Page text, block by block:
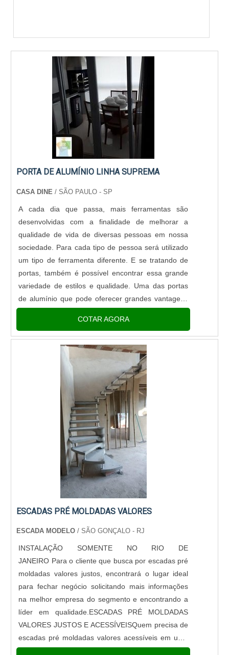
PORTA DE ALUMÍNIO LINHA SUPREMA
CASA DINE/ SÃO PAULO - SP
A cada dia que passa, mais ferramentas são
desenvolvidas com a finalidade de melhorar a
qualidade de vida de diversas pessoas em nossa
sociedade. Para cada tipo de pessoa será utilizado
um tipo de ferramenta diferente. E se tratando de
portas, também é possível encontrar essa grande
variedade de estilos e qualidade. Uma das portas
de alumínio que pode oferecer grandes vantagens
em sua utilização é a porta de alumínio linha
COTAR AGORA
ESCADAS PRÉ MOLDADAS VALORES
ESCADA MODELO/ SÃO GONÇALO - RJ
INSTALAÇÃO SOMENTE NO RIO DE
JANEIRO Para o cliente que busca por escadas pré
moldadas valores justos, encontrará o lugar ideal
para fechar negócio solicitando mais informações
na melhor empresa do segmento e encontrando a
líder em qualidade.ESCADAS PRÉ MOLDADAS
VALORES JUSTOS E ACESSÍVEISQuem precisa de
escadas pré moldadas valores acessíveis em uma
empresa altamente qualificada, consegue encontrar